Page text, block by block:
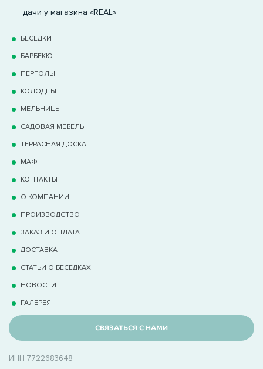
дачи у магазина «REAL»
БЕСЕДКИ
БАРБЕКЮ
ПЕРГОЛЫ
КОЛОДЦЫ
МЕЛЬНИЦЫ
САДОВАЯ МЕБЕЛЬ
ТЕРРАCНАЯ ДОСКА
МАФ
КОНТАКТЫ
О КОМПАНИИ
ПРОИЗВОДСТВО
ЗАКАЗ И ОПЛАТА
ДОСТАВКА
СТАТЬИ О БЕСЕДКАХ
НОВОСТИ
ГАЛЕРЕЯ
СВЯЗАТЬСЯ С НАМИ
ИНН 7722683648